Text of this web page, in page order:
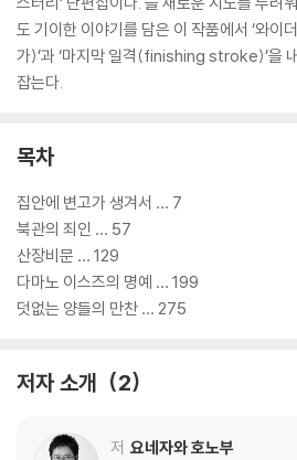
도 기이한 이야기를 담은 이 작품에서 ‘와
가)’과 ‘마지막 일격(finishing stroke)’을
잡는다.
목차
집안에 변고가 생겨서 … 7
북관의 죄인 … 57
산장비문 … 129
다마노 이스즈의 명예 … 199
덧없는 양들의 만찬 … 275
저자 소개 2
저 요네자와 호노부